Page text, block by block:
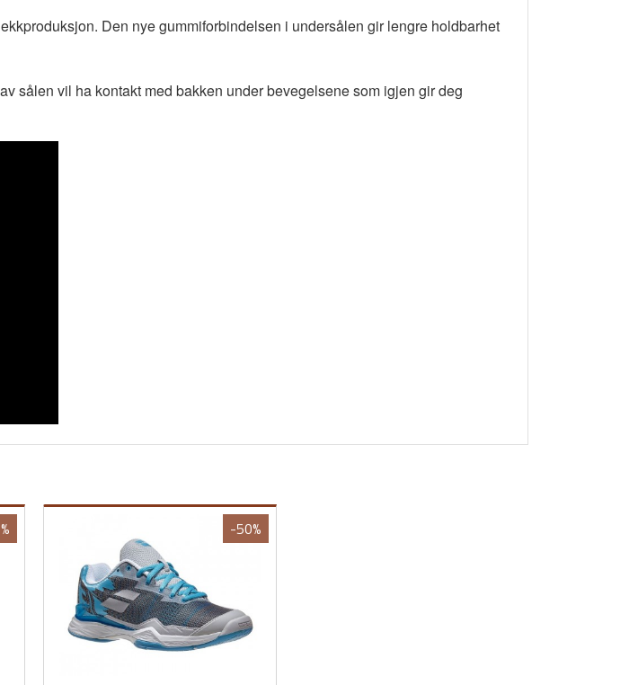
Den nye gummiforbindelsen i undersålen gir lengre holdbarhet
sålen vil ha kontakt med bakken under bevegelsene som igjen gir deg
-50%